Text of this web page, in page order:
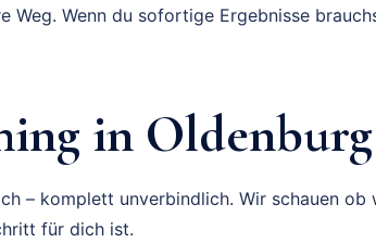
Weg. Wenn du sofortige Ergebnisse
in
– komplett unverbindlich. Wir schauen ob
für dich ist.